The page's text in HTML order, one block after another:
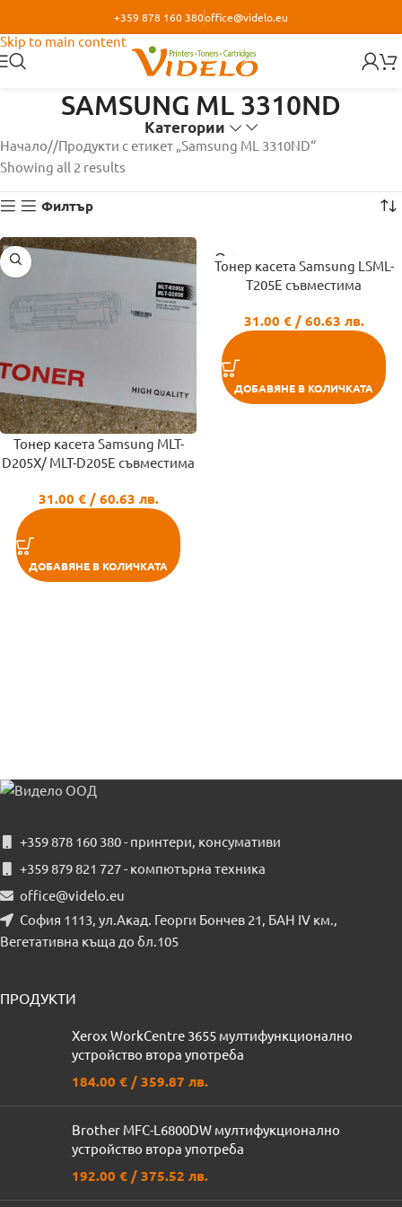
Skip to main content
+359 878 160 380office@videlo.eu
SAMSUNG ML 3310ND
Категории
Начало/ Продукти с етикет „Samsung ML 3310ND“
Showing all 2 results
Филтър
Тонер касета Samsung MLT-
D205X/ MLT-D205E съвместима
31.00 €/ 60.63 лв.
ДОБАВЯНЕ В КОЛИЧКАТА
Тонер касета Samsung LSML-
T205E съвместима
31.00 €/ 60.63 лв.
ДОБАВЯНЕ В КОЛИЧКАТА
+359 878 160 380 - принтери, консумативи
+359 879 821 727 - компютърна техника
office@videlo.eu
София 1113, ул.Акад. Георги Бончев 21, БАН IV км.,
Вегетативна къща до бл.105
ПРОДУКТИ
Xerox WorkCentre 3655 мултифункционално
устройство втора употреба
184.00 € / 359.87 лв.
Brother MFC-L6800DW мултифукционално
устройство втора употреба
192.00 € / 375.52 лв.